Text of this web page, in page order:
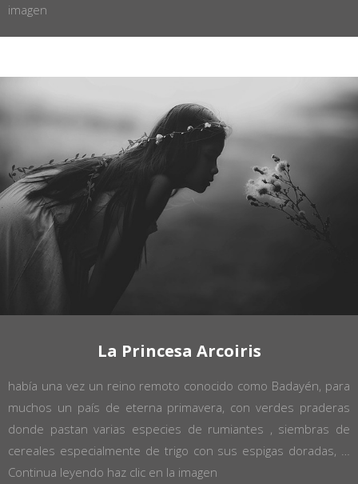
imagen
La Princesa Arcoiris
había una vez un reino remoto conocido como Badayén, para
muchos un país de eterna primavera, con verdes praderas
donde pastan varias especies de rumiantes , siembras de
cereales especialmente de trigo con sus espigas doradas, …
Continua leyendo haz clic en la imagen